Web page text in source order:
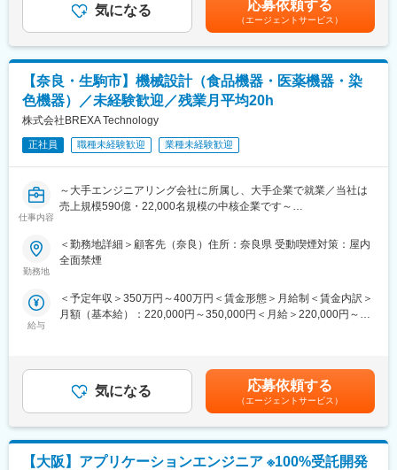
ベンダーへプログラミングをはじめとした開発業務を一部依頼し
ているため、こちらの納期管理や折衝業務等も担当していただき
<開発環境>
・言語：Java
・OS：Windows／Linux
・DB：Oracle／SQL Server／PostgreSQL
・フレームワーク：spring-boot
■システムの開発例：
・通信販売業向け販売管理システム
・チェーンストア向けオンライン受注および販売管理システム
・製薬業向け生産管理システム
・アパレル販売業向け販売在庫管理システム 等
■組織構成：
現在、本社にSEはおりません。そのため、入社後は本社のプログ
・時間外労働：月平均10～20時間
・年間休日：121日
あります。月給(月額)は固定手当を含めた表記です。
気になる 応募依頼する
（エージェントサービス）
【奈良・生駒市】機械設計（食品機器・医薬機器・染
色機器）／未経験歓迎／残業月平均20h
株式会社BREXA Technology
正社員 職種未経験歓迎 業種未経験歓迎
仕事内容
～大手エンジニアリング会社に所属し、大手企業で就業／当社は
売上規模590億・22,000名規模の中核企業です～
以下に付随する設計、設計補助業務をお任せします。
・食品機器（高温高圧調理殺菌装置、蒸発・濃縮装置）
■働き方：
です。※個人によって異なります。
・プロジェクトについて：平均３年～5年程度
■当社について：
「モノづくり」×「IT」の両分野で高い技術力を誇るエンジニア集
団です。私たちは、最先端技術の根幹にあるのは“人の成長”だと考
勤務地
＜勤務地詳細＞顧客先（奈良）住所：奈良県 受動喫煙対策：屋内
全面禁煙
給与
＜予定年収＞350万円～400万円＜賃金形態＞月給制＜賃金内訳＞
月額（基本給）：220,000円～350,000円＜月給＞220,000円～
賞与あり賃金はあくまでも目安の金額であり、選考を通じて上下
する可能性があります。月給(月額)は固定手当を含めた表記です。
気になる 応募依頼する
（エージェントサービス）
【大阪】アプリケーションエンジニア ※100%受託開発